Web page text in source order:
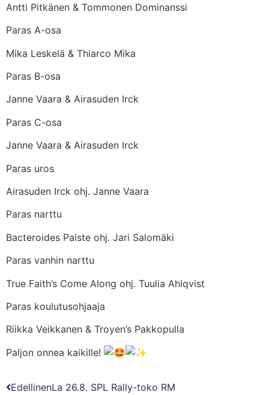
Antti Pitkänen & Tommonen Dominanssi
Paras A-osa
Mika Leskelä & Thiarco Mika
Paras B-osa
Janne Vaara & Airasuden Irck
Paras C-osa
Janne Vaara & Airasuden Irck
Paras uros
Airasuden Irck ohj. Janne Vaara
Paras narttu
Bacteroides Paiste ohj. Jari Salomäki
Paras vanhin narttu
True Faith’s Come Along ohj. Tuulia Ahlqvist
Paras koulutusohjaaja
Riikka Veikkanen & Troyen’s Pakkopulla
Paljon onnea kaikille!
EdellinenLa 26.8. SPL Rally-toko RM